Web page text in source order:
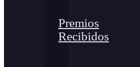
Premios
Recibidos